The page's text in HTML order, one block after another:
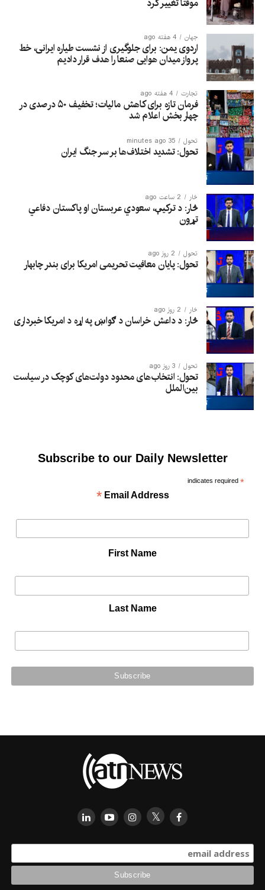
موقتاً تغییر کرد
جهان 4 هفته ago
اردوی یمن: برای جلوگیری از نشست طیاره ایرانی، خط
پرواز میدان هوایی صنعا را هدف قرار دادیم
تجارت 4 هفته ago
فرمان تازه برای کاهش مالیات؛ تخفیف ۵۰ درصدی در
چهار بخش اعلام شد
تحول 35 minutes ago
تحول: تشدید اختلاف‌ها بر سر جنگ ایران
څار 2 ساعت ago
څار: د ترکیې، سعودي عربستان او پاکستان دفاعي
تړون
تحول 2 روز ago
تحول: پایان معافیت تحریمی امریکا برای بندر چابهار
څار 2 روز ago
څار: د داعش خراسان د ګواښ په اړه د امریکا خبرداری
تحول 3 روز ago
تحول: انتخاب‌های محدود دولت‌های کوچک در سیاست
بین‌الملل
Subscribe to our Daily Newsletter
*
indicates required
Email Address
*
First Name
Last Name